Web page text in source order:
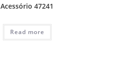
Acessório 47241
Read more